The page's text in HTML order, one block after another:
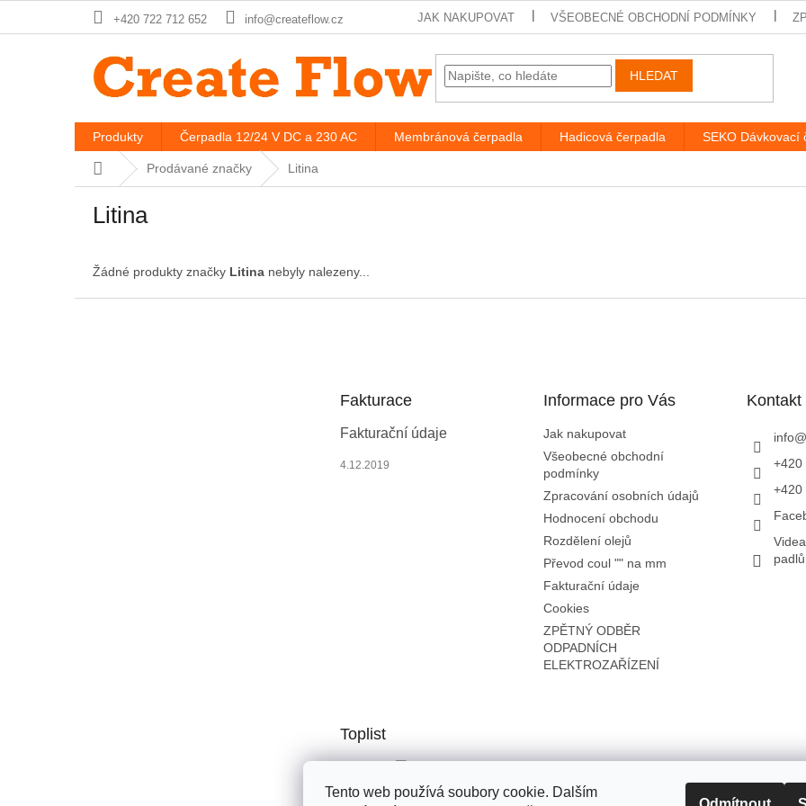
Tento web používá soubory cookie. Dalším
+420 722 712 652 info@createflow.cz JAK NAKUPOVAT VŠEOBECNÉ OBCHODNÍ PODMÍNKY
HLEDAT
Produkty Čerpadla 12/24 V DC a 230 AC Membránová čerpadla Hadicová čerpadla SEKO Dávkovací
Domů Prodávané značky Litina
Litina
Žádné produkty značky Litina nebyly nalezeny...
Fakturace
Fakturační údaje
4.12.2019
Informace pro Vás
Jak nakupovat
Všeobecné obchodní
podmínky
Zpracování osobních údajů
Hodnocení obchodu
Rozdělení olejů
Převod coul "" na mm
Fakturační údaje
Cookies
ZPĚTNÝ ODBĚR
ODPADNÍCH
ELEKTROZAŘÍZENÍ
Kontakt
info@
+420
+420
Toplist